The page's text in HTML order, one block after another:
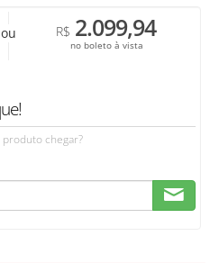
ou R$2.099,94
no boleto à vista
chegar?